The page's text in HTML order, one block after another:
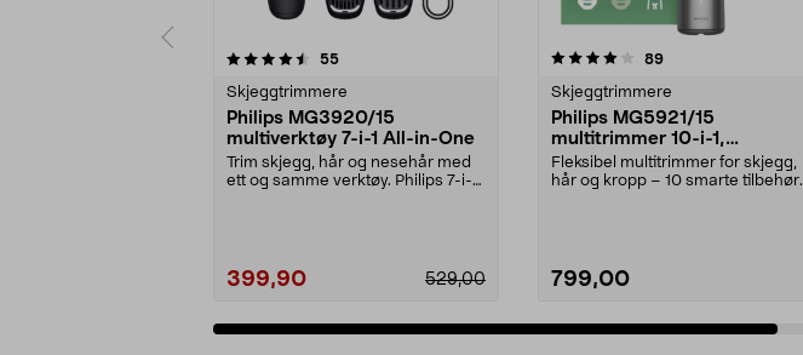
55anmeldelser
Skjeggtrimmere
Philips MG3920/15
multiverktøy 7-i-1 All-in-One
Trim skjegg, hår og nesehår med
ett og samme verktøy. Philips 7-i-1-
399,90 529,00
4.0 av 5 stjerner 89anmeldelser
Skjeggtrimmere
Philips MG5921/15
multitrimmer 10-i-1,
batteridrevet
Fleksibel multitrimmer for skjegg,
hår og kropp – 10 smarte tilbehør.
799,00
4.0 av 5 stjerner